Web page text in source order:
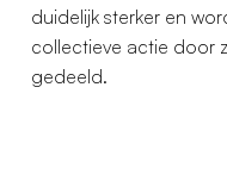
duidelijk sterker en
collectieve actie door
gedeeld.